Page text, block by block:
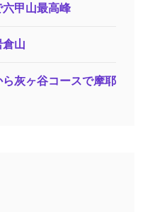
甲山最高峰
山
灰ヶ谷コースで摩耶